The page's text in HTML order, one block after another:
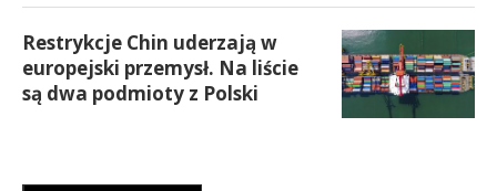
Restrykcje Chin uderzają w
europejski przemysł. Na liście
są dwa podmioty z Polski